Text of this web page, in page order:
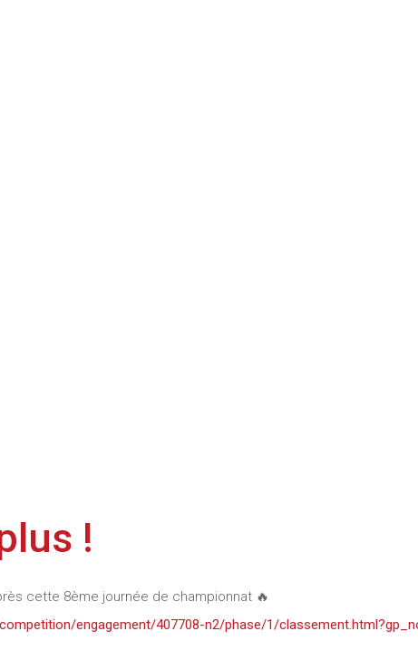
!
cette 8ème journée de championnat 🔥
engagement/407708-n2/phase/1/